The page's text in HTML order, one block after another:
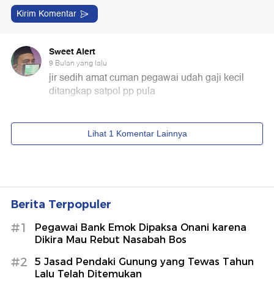
Berita Terpopuler
#1
Pegawai Bank Emok Dipaksa Onani karena
Dikira Mau Rebut Nasabah Bos
#2
5 Jasad Pendaki Gunung yang Tewas Tahun
Lalu Telah Ditemukan